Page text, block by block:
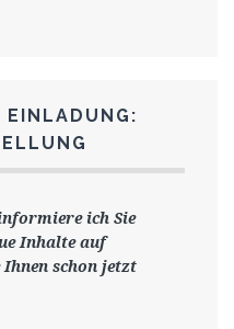
EINLADUNG:
ich Sie
Inhalte auf
Ihnen schon jetzt